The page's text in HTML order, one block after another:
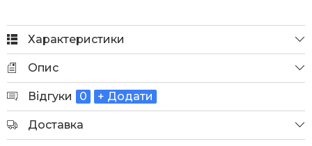
Характеристики
Опис
Відгуки 0 + Додати
Доставка